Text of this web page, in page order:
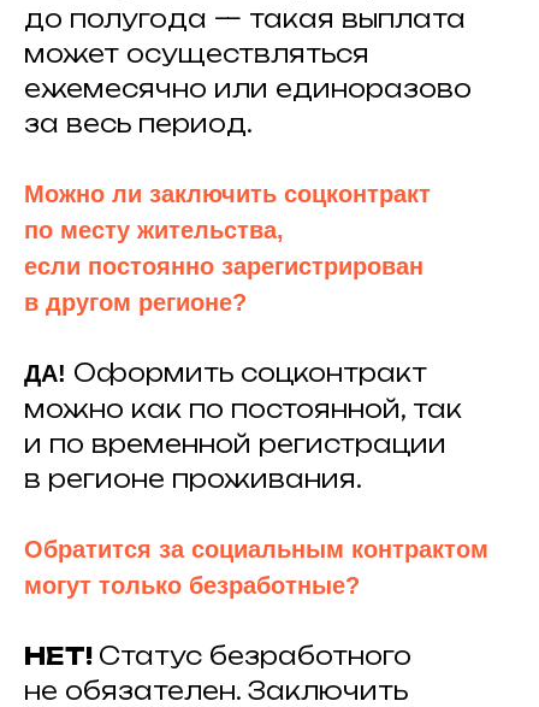
до полугода — такая выплата
может осуществляться
ежемесячно или единоразово
за весь период.
Можно ли заключить соцконтракт
по месту жительства,
если постоянно зарегистрирован
в другом регионе?
ДА! Оформить соцконтракт
можно как по постоянной, так
и по временной регистрации
в регионе проживания.
Обратится за социальным контрактом
могут только безработные?
НЕТ! Статус безработного
не обязателен. Заключить